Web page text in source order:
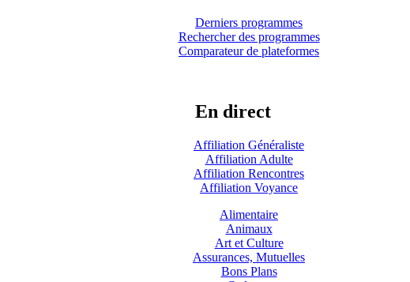
Derniers programmes
Rechercher des programmes
Comparateur de plateformes
En direct
Affiliation Généraliste
Affiliation Adulte
Affiliation Rencontres
Affiliation Voyance
Alimentaire
Animaux
Art et Culture
Assurances, Mutuelles
Bons Plans